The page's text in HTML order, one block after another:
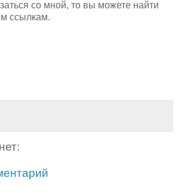
со мной, то вы можете найти
ссылкам.